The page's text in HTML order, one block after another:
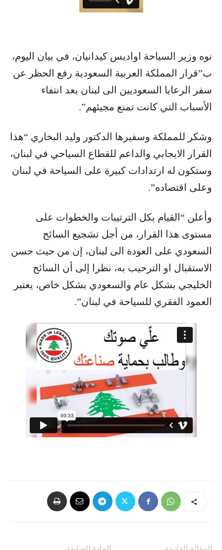
نوه وزير السياحة اواديس كيدانيان، في بيان اليوم،
ب”قرار المملكة العربية السعودية رفع الحظر عن
سفر الرعايا السعوديين الى لبنان بعد انتفاء
الأسباب التي كانت تمنع مجيئهم”.
وشكر للمملكة وسفيرها الدكتور وليد البخاري “هذا
القرار الايجابي والداعم للقطاع السياحي في لبنان،
وستكون له ارتدادات كبيرة على السياحة في لبنان
وعلى اقتصاده”.
وأعلن “القيام بكل الترتيبات والخطوات على
مستوى هذا القرار، من أجل تشجيع السائح
السعودي على العودة الى لبنان، إن من حيث حسن
الاستقبال او الترحيب به، نظرا إلى أن السائح
الخليجي بشكل عام والسعودي بشكل خاص، يعتبر
العمود الفقري للسياحة في لبنان”.
المادة السابقة المقالة القادمة